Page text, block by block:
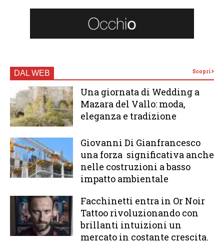
DAL WEB Scopri
Una giornata di Wedding a
Mazara del Vallo: moda,
eleganza e tradizione
Giovanni Di Gianfrancesco
una forza significativa anche
nelle costruzioni a basso
impatto ambientale
Facchinetti entra in Or Noir
Tattoo rivoluzionando con
brillanti intuizioni un
mercato in costante crescita.